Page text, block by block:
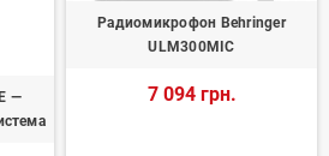
—
Радиомикрофон Behringer
ULM300MIC
7 094 грн.